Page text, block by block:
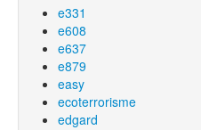
e331
e608
e637
e879
easy
ecoterrorisme
edgard